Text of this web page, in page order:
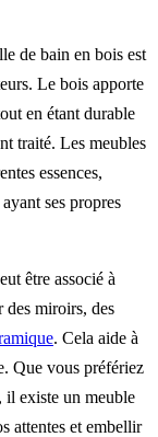
de bain en bois est
Le bois apporte
en étant durable
traité. Les meubles
essences,
ses propres
être associé à
des miroirs, des
. Cela aide à
Que vous préfériez
il existe un meuble
attentes et embellir